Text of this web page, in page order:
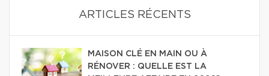
ARTICLES RÉCENTS
MAISON CLÉ EN MAIN OU À
RÉNOVER : QUELLE EST LA